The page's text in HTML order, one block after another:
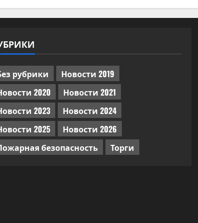
рубрики
Новости 2019
2020
Новости 2021
2023
Новости 2024
2025
Новости 2026
безопасность
Торги